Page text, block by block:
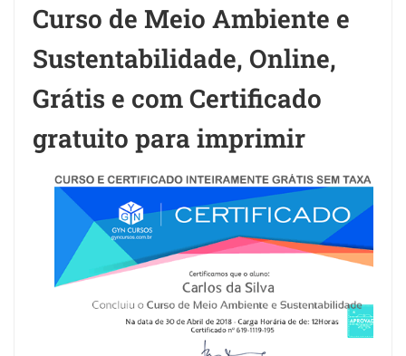
Curso de Meio Ambiente e
Sustentabilidade, Online,
Grátis e com Certificado
gratuito para imprimir